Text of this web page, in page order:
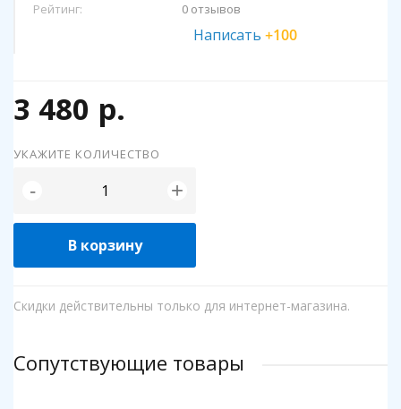
Рейтинг: 0 отзывов
Написать +100
3 480 р.
УКАЖИТЕ КОЛИЧЕСТВО
- +
В корзину
Скидки действительны только для интернет-магазина.
Сопутствующие товары